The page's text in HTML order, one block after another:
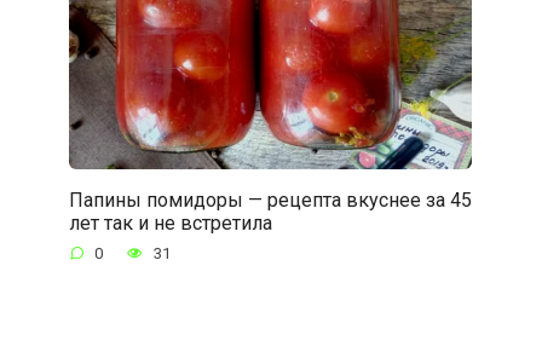
Папины помидоры — рецепта вкуснее за 45
лет так и не встретила
0 31